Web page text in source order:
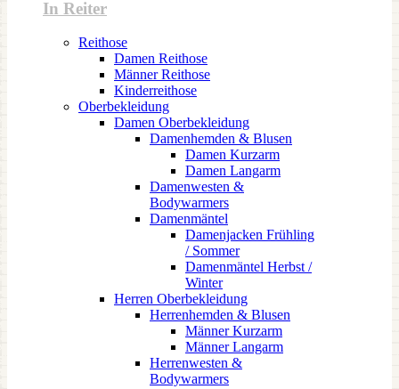
In Reiter
Reithose
Damen Reithose
Männer Reithose
Kinderreithose
Oberbekleidung
Damen Oberbekleidung
Damenhemden & Blusen
Damen Kurzarm
Damen Langarm
Damenwesten &
Bodywarmers
Damenmäntel
Damenjacken Frühling
/ Sommer
Damenmäntel Herbst /
Winter
Herren Oberbekleidung
Herrenhemden & Blusen
Männer Kurzarm
Männer Langarm
Herrenwesten &
Bodywarmers